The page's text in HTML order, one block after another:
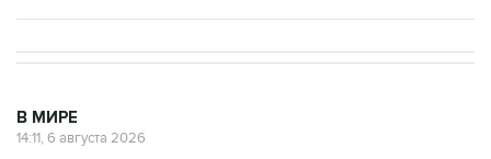
В МИРЕ
14:11, 6 августа 2026